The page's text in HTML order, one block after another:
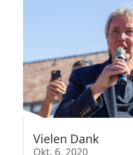
Vielen Dank
Okt. 6, 2020